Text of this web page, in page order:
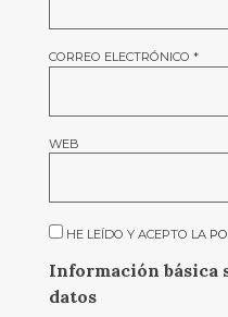
CORREO ELECTRÓNICO *
WEB
HE LEÍDO Y ACEPTO LA
Información básica
datos